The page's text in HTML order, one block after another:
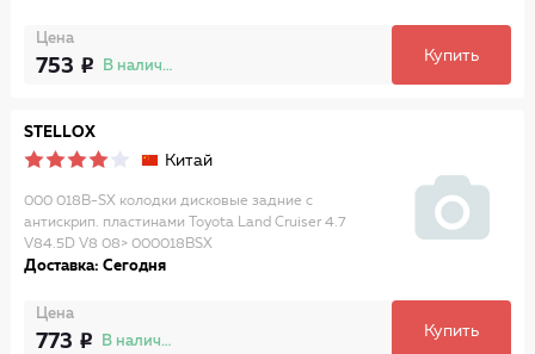
Цена
753 В наличии
Купить
STELLOX
Китай
000 018B-SX колодки дисковые задние с
антискрип. пластинами Toyota Land Cruiser 4.7
V84.5D V8 08> 000018BSX
Доставка: Сегодня
Цена
773 В наличии
Купить